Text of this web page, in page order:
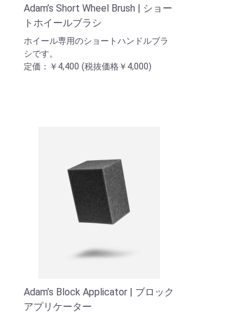
Adam’s Short Wheel Brush | ショー
トホイールブラシ
ホイール専用のショートハンドルブラ
シです。
定価：￥4,400 (税抜価格￥4,000)
Adam’s Block Applicator | ブロック
アプリケーター